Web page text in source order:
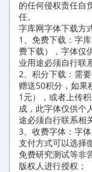
的任何侵权责任自
任。
字库网字体下载方
1、免费下载：字
费下载），字体仅
业用途必须自行联
2、积分下载：需
赠送50积分，如果
1元），或者上传
成，此字体仅供个
途必须自行联系相
3、收费字体：字
支付方式可以选择
免费研究测试等非
版权人进行授权；